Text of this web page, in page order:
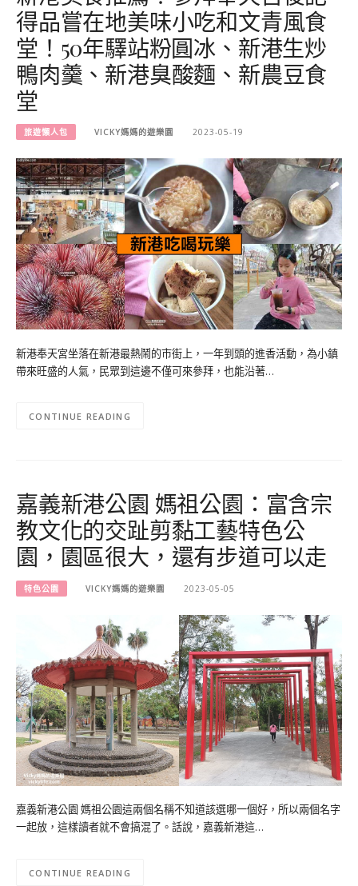
得品嘗在地美味小吃和文青風食
堂！50年驛站粉圓冰、新港生炒
鴨肉羹、新港臭酸麵、新農豆食
堂
旅遊懶人包 VICKY媽媽的遊樂園 2023-05-19
新港奉天宮坐落在新港最熱鬧的市街上，一年到頭的進香活動，為小鎮
帶來旺盛的人氣，民眾到這邊不僅可來參拜，也能沿著…
CONTINUE READING
嘉義新港公園 媽祖公園：富含宗
教文化的交趾剪黏工藝特色公
園，園區很大，還有步道可以走
特色公園 VICKY媽媽的遊樂園 2023-05-05
嘉義新港公園 媽祖公園這兩個名稱不知道該選哪一個好，所以兩個名字
一起放，這樣讀者就不會搞混了。話說，嘉義新港這…
CONTINUE READING